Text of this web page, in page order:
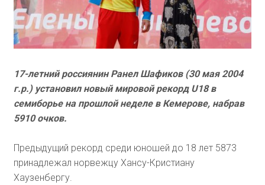
17-летний россиянин Ранел Шафиков (30 мая 2004
г.р.) установил новый мировой рекорд U18 в
семиборье на прошлой неделе в Кемерове, набрав
5910 очков.
Предыдущий рекорд среди юношей до 18 лет 5873
принадлежал норвежцу Хансу-Кристиану
Хаузенбергу.